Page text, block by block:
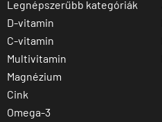
Legnépszerűbb kategóriák
D-vitamin
C-vitamin
Multivitamin
Magnézium
Cink
Omega-3